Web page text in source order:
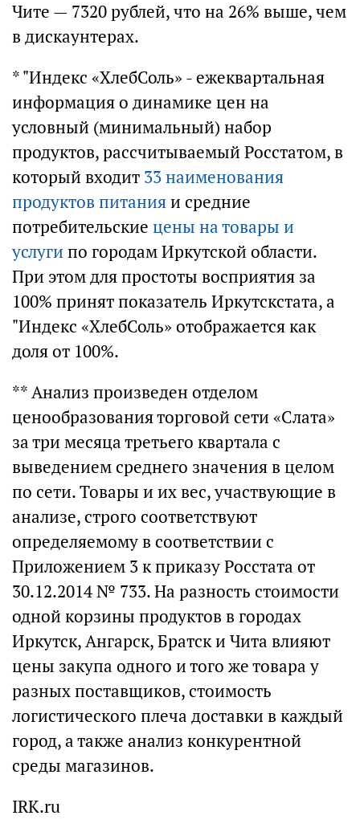
Чите — 7320 рублей, что на 26% выше, чем
в дискаунтерах.
* "Индекс «ХлебСоль» - ежеквартальная
информация о динамике цен на
условный (минимальный) набор
продуктов, рассчитываемый Росстатом, в
который входит 33 наименования
продуктов питанияи средние
потребительские цены на товары и
услуги по городам Иркутской области.
При этом для простоты восприятия за
100% принят показатель Иркутскстата, а
"Индекс «ХлебСоль» отображается как
доля от 100%.
** Анализ произведен отделом
ценообразования торговой сети «Слата»
за три месяца третьего квартала с
выведением среднего значения в целом
по сети. Товары и их вес, участвующие в
анализе, строго соответствуют
определяемому в соответствии с
Приложением 3 к приказу Росстата от
30.12.2014 № 733. На разность стоимости
одной корзины продуктов в городах
Иркутск, Ангарск, Братск и Чита влияют
цены закупа одного и того же товара у
разных поставщиков, стоимость
логистического плеча доставки в каждый
город, а также анализ конкурентной
среды магазинов.
IRK.ru